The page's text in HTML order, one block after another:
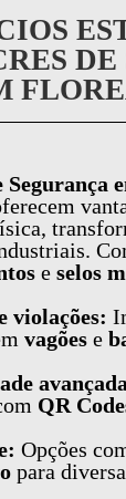
Segurança
e selos
violações:
vagões e
QR
Opções
para